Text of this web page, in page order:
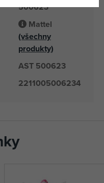
500623
Mattel
(všechny
produkty)
AST 500623
2211005006234